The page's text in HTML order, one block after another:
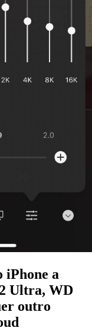
iPhone a
Ultra, WD
outro